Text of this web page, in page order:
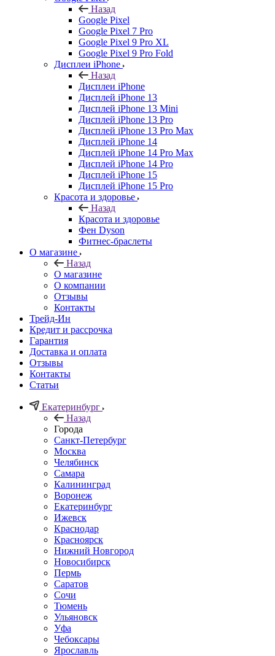
Назад
Google Pixel
Google Pixel 7 Pro
Google Pixel 9 Pro XL
Google Pixel 9 Pro Fold
Дисплеи iPhone
Назад
Дисплеи iPhone
Дисплей iPhone 13
Дисплей iPhone 13 Mini
Дисплей iPhone 13 Pro
Дисплей iPhone 13 Pro Max
Дисплей iPhone 14
Дисплей iPhone 14 Pro Max
Дисплей iPhone 14 Pro
Дисплей iPhone 15
Дисплей iPhone 15 Pro
Красота и здоровье
Назад
Красота и здоровье
Фен Dyson
Фитнес-браслеты
О магазине
Назад
О магазине
О компании
Отзывы
Контакты
Трейд-Ин
Кредит и рассрочка
Гарантия
Доставка и оплата
Отзывы
Контакты
Статьи
Екатеринбург
Назад
Города
Санкт-Петербург
Москва
Челябинск
Самара
Калининград
Воронеж
Екатеринбург
Ижевск
Краснодар
Красноярск
Нижний Новгород
Новосибирск
Пермь
Саратов
Сочи
Тюмень
Ульяновск
Уфа
Чебоксары
Ярославль